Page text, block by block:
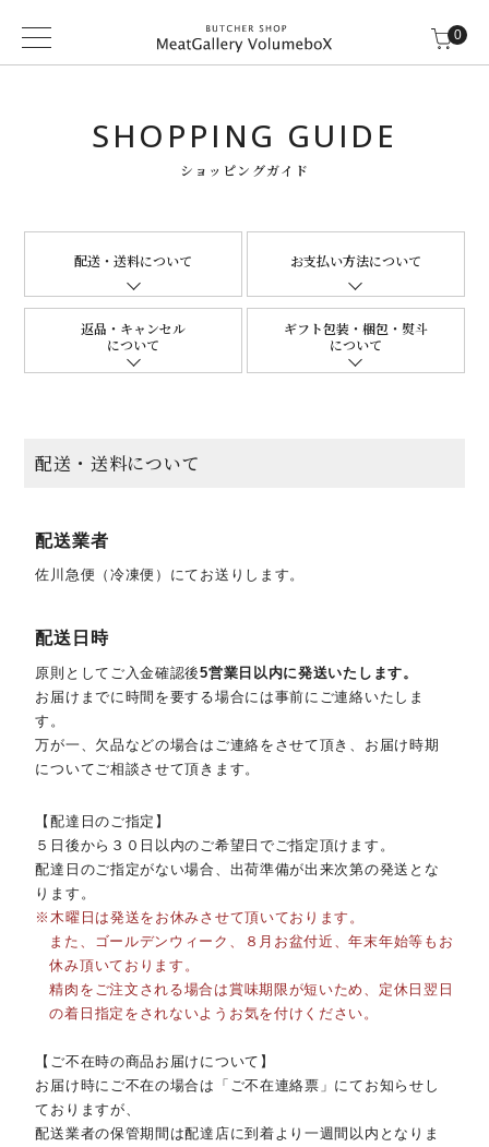
0
SHOPPING GUIDE
ショッピングガイド
配送・送料について お支払い方法について
返品・キャンセル
について
ギフト包装・梱包・熨斗
について
配送・送料について
配送業者
佐川急便（冷凍便）にてお送りします。
配送日時
原則としてご入金確認後5営業日以内に発送いたします。
お届けまでに時間を要する場合には事前にご連絡いたしま
す。
万が一、欠品などの場合はご連絡をさせて頂き、お届け時期
についてご相談させて頂きます。
【配達日のご指定】
５日後から３０日以内のご希望日でご指定頂けます。
配達日のご指定がない場合、出荷準備が出来次第の発送とな
ります。
木曜日は発送をお休みさせて頂いております。
また、ゴールデンウィーク、８月お盆付近、年末年始等もお
休み頂いております。
精肉をご注文される場合は賞味期限が短いため、定休日翌日
の着日指定をされないようお気を付けください。
【ご不在時の商品お届けについて】
お届け時にご不在の場合は「ご不在連絡票」にてお知らせし
ておりますが、
配送業者の保管期間は配達店に到着より一週間以内となりま